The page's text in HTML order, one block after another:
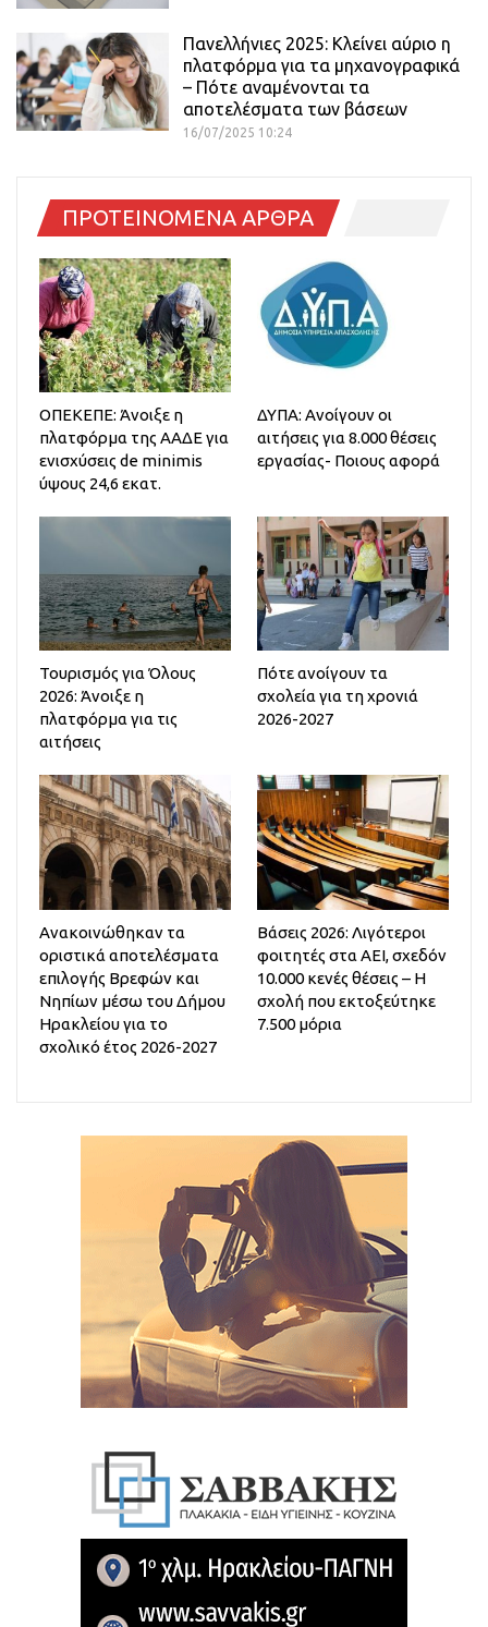
Πανελλήνιες 2025: Κλείνει αύριο η
πλατφόρμα για τα μηχανογραφικά
– Πότε αναμένονται τα
αποτελέσματα των βάσεων
16/07/2025 10:24
ΠΡΟΤΕΙΝΟΜΕΝΑ ΑΡΘΡΑ
ΟΠΕΚΕΠΕ: Άνοιξε η
πλατφόρμα της ΑΑΔΕ για
ενισχύσεις de minimis
ύψους 24,6 εκατ.
ΔΥΠΑ: Ανοίγουν οι
αιτήσεις για 8.000 θέσεις
εργασίας- Ποιους αφορά
Τουρισμός για Όλους
2026: Άνοιξε η
πλατφόρμα για τις
αιτήσεις
Πότε ανοίγουν τα
σχολεία για τη χρονιά
2026-2027
Ανακοινώθηκαν τα
οριστικά αποτελέσματα
επιλογής Βρεφών και
Νηπίων μέσω του Δήμου
Ηρακλείου για το
σχολικό έτος 2026-2027
Βάσεις 2026: Λιγότεροι
φοιτητές στα ΑΕΙ, σχεδόν
10.000 κενές θέσεις – Η
σχολή που εκτοξεύτηκε
7.500 μόρια